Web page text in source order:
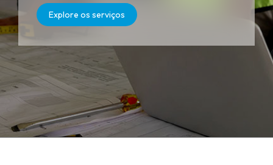
Explore os serviços